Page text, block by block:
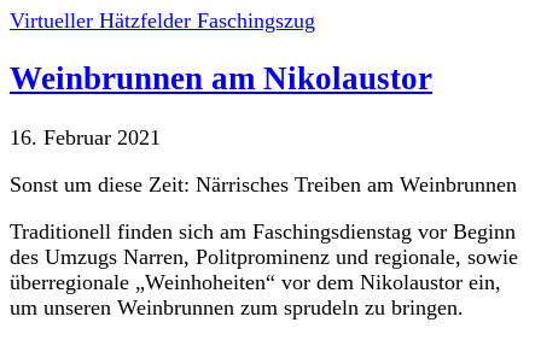
Virtueller Hätzfelder Faschingszug
Weinbrunnen am Nikolaustor
16. Februar 2021
Sonst um diese Zeit: Närrisches Treiben am Weinbrunnen
Traditionell finden sich am Faschingsdienstag vor Beginn
des Umzugs Narren, Politprominenz und regionale, sowie
überregionale „Weinhoheiten“ vor dem Nikolaustor ein,
um unseren Weinbrunnen zum sprudeln zu bringen.